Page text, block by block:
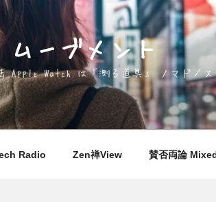
ムーブメント
Apple Watch は「測る道具」 ノマド／
Radio Zen禅View 賛否両論